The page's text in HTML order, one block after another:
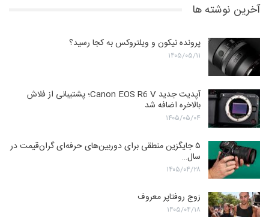
آخرین نوشته ها
پرونده نیکون و ویلتروکس به کجا رسید؟
۱۴۰۵/۰۵/۱۱
آپدیت جدید Canon EOS R6 V؛ پشتیبانی از فلاش
بالاخره اضافه شد
۱۴۰۵/۰۵/۰۴
۵ جایگزین منطقی برای دوربین‌های حرفه‌ای گران‌قیمت در
سال…
۱۴۰۵/۰۴/۲۸
زوج روفتاپر معروف
۱۴۰۵/۰۴/۱۸